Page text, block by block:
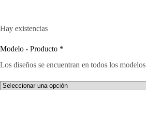
Hay existencias
Modelo - Producto *
Los diseños se encuentran en todos los modelos